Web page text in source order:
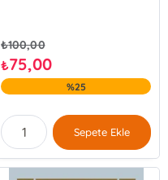
₺100,00
₺75,00
%25
Sepete Ekle